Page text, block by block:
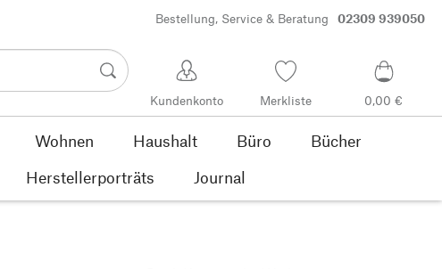
Bestellung, Service & Beratung 02309 939050
Kundenkonto Merkliste 0,00 €
Wohnen Haushalt Büro
Bücher
Herstellerporträts Journal